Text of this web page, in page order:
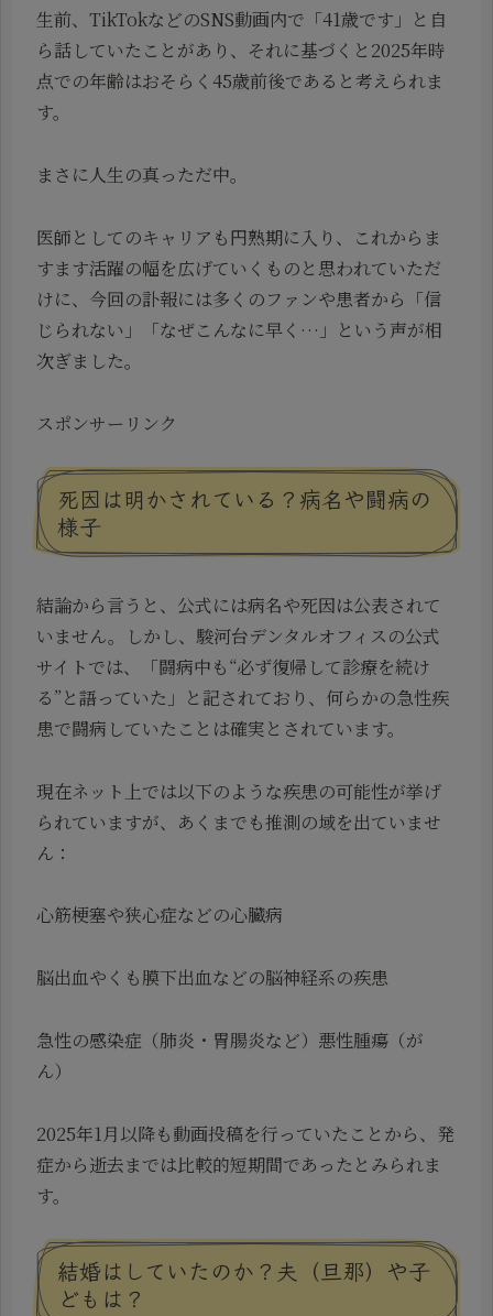
生前、TikTokなどのSNS動画内で「41歳です」と自
ら話していたことがあり、それに基づくと2025年時
点での年齢はおそらく45歳前後であると考えられま
す。
まさに人生の真っただ中。
医師としてのキャリアも円熟期に入り、これからま
すます活躍の幅を広げていくものと思われていただ
けに、今回の訃報には多くのファンや患者から「信
じられない」「なぜこんなに早く…」という声が相
次ぎました。
スポンサーリンク
死因は明かされている？病名や闘病の
様子
結論から言うと、公式には病名や死因は公表されて
いません。しかし、駿河台デンタルオフィスの公式
サイトでは、「闘病中も“必ず復帰して診療を続け
る”と語っていた」と記されており、何らかの急性疾
患で闘病していたことは確実とされています。
現在ネット上では以下のような疾患の可能性が挙げ
られていますが、あくまでも推測の域を出ていませ
ん：
心筋梗塞や狭心症などの心臓病
脳出血やくも膜下出血などの脳神経系の疾患
急性の感染症（肺炎・胃腸炎など）悪性腫瘍（が
ん）
2025年1月以降も動画投稿を行っていたことから、発
症から逝去までは比較的短期間であったとみられま
す。
結婚はしていたのか？夫（旦那）や子
どもは？